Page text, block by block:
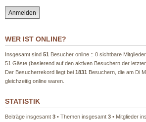
WER IST ONLINE?
Insgesamt sind 51 Besucher online :: 0 sichtbare
51 Gäste (basierend auf den aktiven Besuchern der
Der Besucherrekord liegt bei 1831 Besuchern, die am Di
gleichzeitig online waren.
STATISTIK
Beiträge insgesamt 3 • Themen insgesamt 3 • Mitglieder